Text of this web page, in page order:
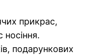
прикрас,
носіння.
подарункових